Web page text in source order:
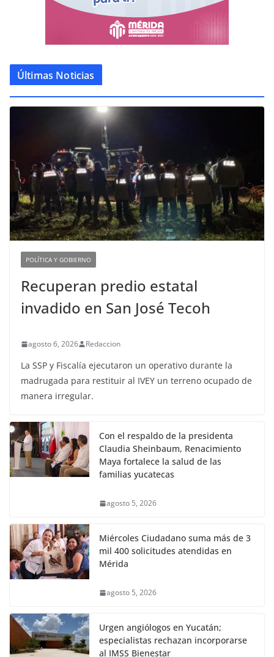
Últimas Noticias
POLÍTICA Y GOBIERNO
Recuperan predio estatal
invadido en San José Tecoh
agosto 6, 2026 Redaccion
La SSP y Fiscalía ejecutaron un operativo durante la
madrugada para restituir al IVEY un terreno ocupado de
manera irregular.
Con el respaldo de la presidenta
Claudia Sheinbaum, Renacimiento
Maya fortalece la salud de las
familias yucatecas
agosto 5, 2026
Miércoles Ciudadano suma más de 3
mil 400 solicitudes atendidas en
Mérida
agosto 5, 2026
Urgen angiólogos en Yucatán;
especialistas rechazan incorporarse
al IMSS Bienestar